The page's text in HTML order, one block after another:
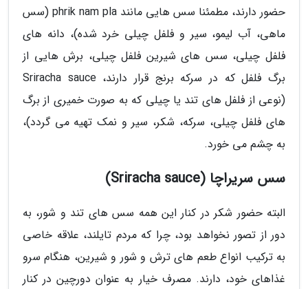
حضور دارند، مطمئنا سس هایی مانند phrik nam pla (سس
ماهی، آب لیمو، سیر و فلفل چیلی خرد شده)، دانه های
فلفل چیلی، سس های شیرین فلفل چیلی، برش هایی از
برگ فلفل که در سرکه برنج قرار دارند، Sriracha sauce
(نوعی از فلفل های تند یا چیلی که به صورت خمیری از برگ
های فلفل چیلی، سرکه، شکر، سیر و نمک تهیه می گردد)،
به چشم می خورد.
سس سریراچا (Sriracha sauce)
البته حضور شکر در کنار این همه سس های تند و شور، به
دور از تصور نخواهد بود، چرا که مردم تایلند، علاقه خاصی
به ترکیب انواع طعم های ترش و شور و شیرین، هنگام سرو
غذاهای خود، دارند. مصرف خیار به عنوان دورچین در کنار